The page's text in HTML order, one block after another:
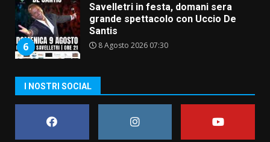
6
Savelletri in festa, domani sera
grande spettacolo con Uccio De
Santis
8 Agosto 2026 07:30
Politiche Giovanili e Mobilità
Sostenibile: premiati gli studenti
8 Agosto 2026 07:15
I NOSTRI SOCIAL